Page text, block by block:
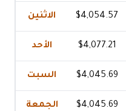
الاثنين $4,054.57
الأحد $4,077.21
السبت $4,045.69
الجمعة $4,045.69